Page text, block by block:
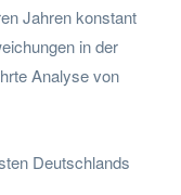
Jahren konstant
in der
Analyse von
Deutschlands